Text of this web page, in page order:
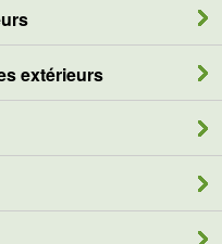
extérieurs